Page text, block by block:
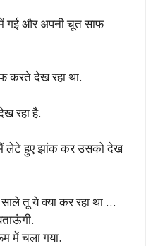
गई और अपनी चूत साफ
करते देख रहा था.
रहा है.
लेटे हुए झांक कर उसको देख
तू ये क्या कर रहा था …
में चला गया.